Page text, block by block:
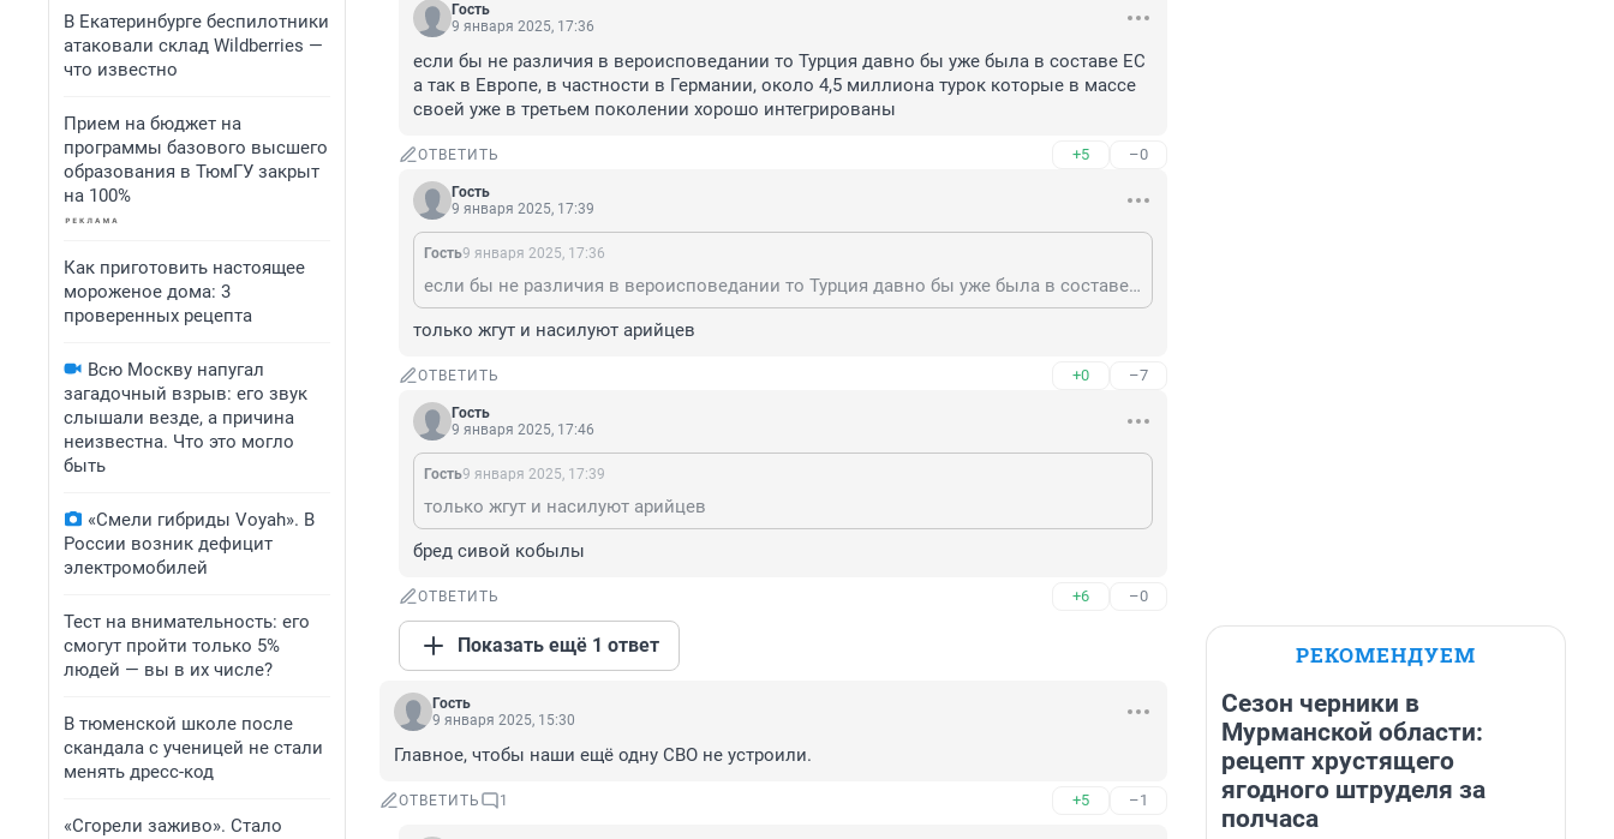
В Екатеринбурге беспилотники
атаковали склад Wildberries —
что известно
Прием на бюджет на
программы базового высшего
образования в ТюмГУ закрыт
на 100%
Как приготовить настоящее
мороженое дома: 3
проверенных рецепта
Всю Москву напугал
загадочный взрыв: его звук
слышали везде, а причина
неизвестна. Что это могло
быть
«Смели гибриды Voyah». В
России возник дефицит
электромобилей
Тест на внимательность: его
смогут пройти только 5%
людей — вы в их числе?
В тюменской школе после
скандала с ученицей не стали
менять дресс-код
«Сгорели заживо». Стало
Гость
9 января 2025, 17:36
если бы не различия в вероисповедании то Турция давно бы уже была в составе ЕС
а так в Европе, в частности в Германии, около 4,5 миллиона турок которые в массе
своей уже в третьем поколении хорошо интегрированы
ОТВЕТИТЬ +5 –0
Гость
9 января 2025, 17:39
Гость9 января 2025, 17:36
если бы не различия в вероисповедании то Турция давно бы уже была в составе ЕС а так в Европе, в частности в Германии, около 4,5 миллиона турок которые в массе своей уже в третьем поколении хорошо интегрированы
только жгут и насилуют арийцев
ОТВЕТИТЬ +0 –7
Гость
9 января 2025, 17:46
Гость9 января 2025, 17:39
только жгут и насилуют арийцев
бред сивой кобылы
ОТВЕТИТЬ +6 –0
Показать ещё 1 ответ
Гость
9 января 2025, 15:30
Главное, чтобы наши ещё одну СВО не устроили.
ОТВЕТИТЬ 1 +5 –1
РЕКОМЕНДУЕМ
Сезон черники в
Мурманской области:
рецепт хрустящего
ягодного штруделя за
полчаса